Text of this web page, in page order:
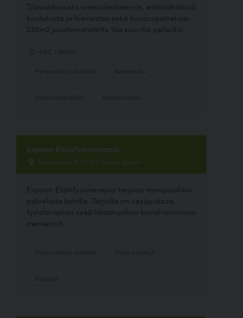
Tilavuokrausta omatoimitreeniin, eläinlähtöistä
koulutusta ja hierontaa sekä kuvauspalveluja.
230m2 joustomatotettu tila suurilla peileillä!
Espoon Eläinfysioterapia
Koskelontie 15, 02920 Espoo, Espoo
Espoon Eläinfysioterapia tarjoaa monipuolisia
palveluita koirille. Tarjolla on vesijuoksua,
fysioterapiaa sekä lihashuoltoa koirahieronnan
merkeissä.